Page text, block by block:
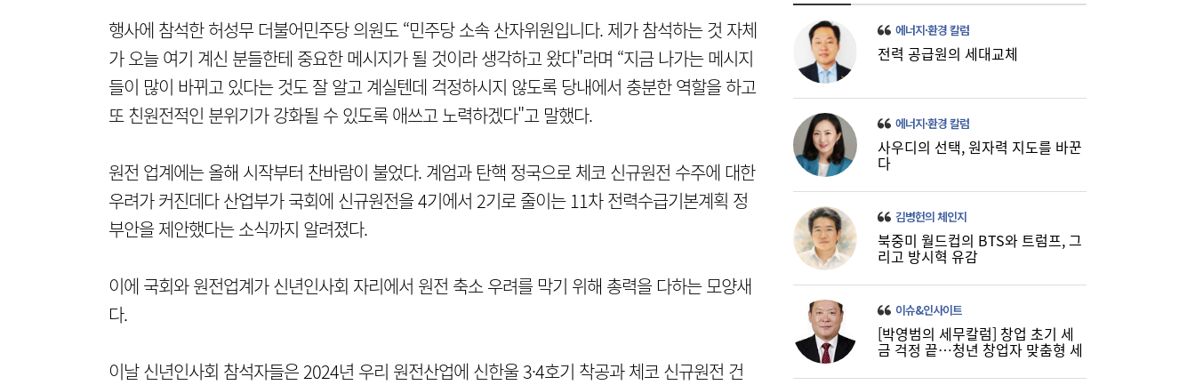
행사에 참석한 허성무 더불어민주당 의원도 “민주당 소속 산자위원입니다. 제가 참석하는 것 자체
가 오늘 여기 계신 분들한테 중요한 메시지가 될 것이라 생각하고 왔다"라며 “지금 나가는 메시지
들이 많이 바뀌고 있다는 것도 잘 알고 계실텐데 걱정하시지 않도록 당내에서 충분한 역할을 하고
또 친원전적인 분위기가 강화될 수 있도록 애쓰고 노력하겠다"고 말했다.
원전 업계에는 올해 시작부터 찬바람이 불었다. 계엄과 탄핵 정국으로 체코 신규원전 수주에 대한
우려가 커진데다 산업부가 국회에 신규원전을 4기에서 2기로 줄이는 11차 전력수급기본계획 정
부안을 제안했다는 소식까지 알려졌다.
이에 국회와 원전업계가 신년인사회 자리에서 원전 축소 우려를 막기 위해 총력을 다하는 모양새
다.
이날 신년인사회 참석자들은 2024년 우리 원전산업에 신한울 3·4호기 착공과 체코 신규원전 건
15:15
풍력발전 점검에서 방산으로…니어스랩, 코
스닥 상장 도전
15:09
카카오 이어 네이버도 ‘파업 경고등’…네이버
Z, 그룹 첫 파업 위기
에너지·환경 칼럼
전력 공급원의 세대교체
에너지·환경 칼럼
사우디의 선택, 원자력 지도를 바꾼
다
김병헌의 체인지
북중미 월드컵의 BTS와 트럼프, 그
리고 방시혁 유감
이슈&인사이트
[박영범의 세무칼럼] 창업 초기 세
금 걱정 끝…청년 창업자 맞춤형 세